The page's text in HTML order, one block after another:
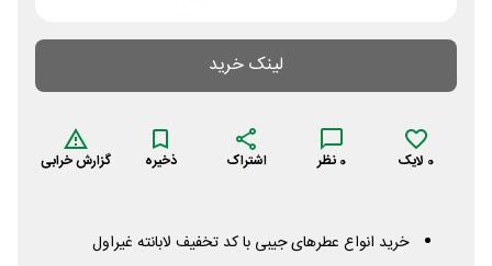
لینک خرید
0 لایک 0 نظر اشتراک ذخیره گزارش خرابی
خرید انواع عطرهای جیبی با کد تخفیف لابانته غیراول